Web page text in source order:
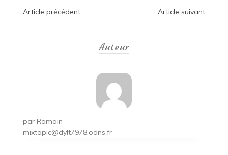
Navigation
Article précédent Article suivant
Auteur
par Romain
mixtopic@dylt7978.odns.fr